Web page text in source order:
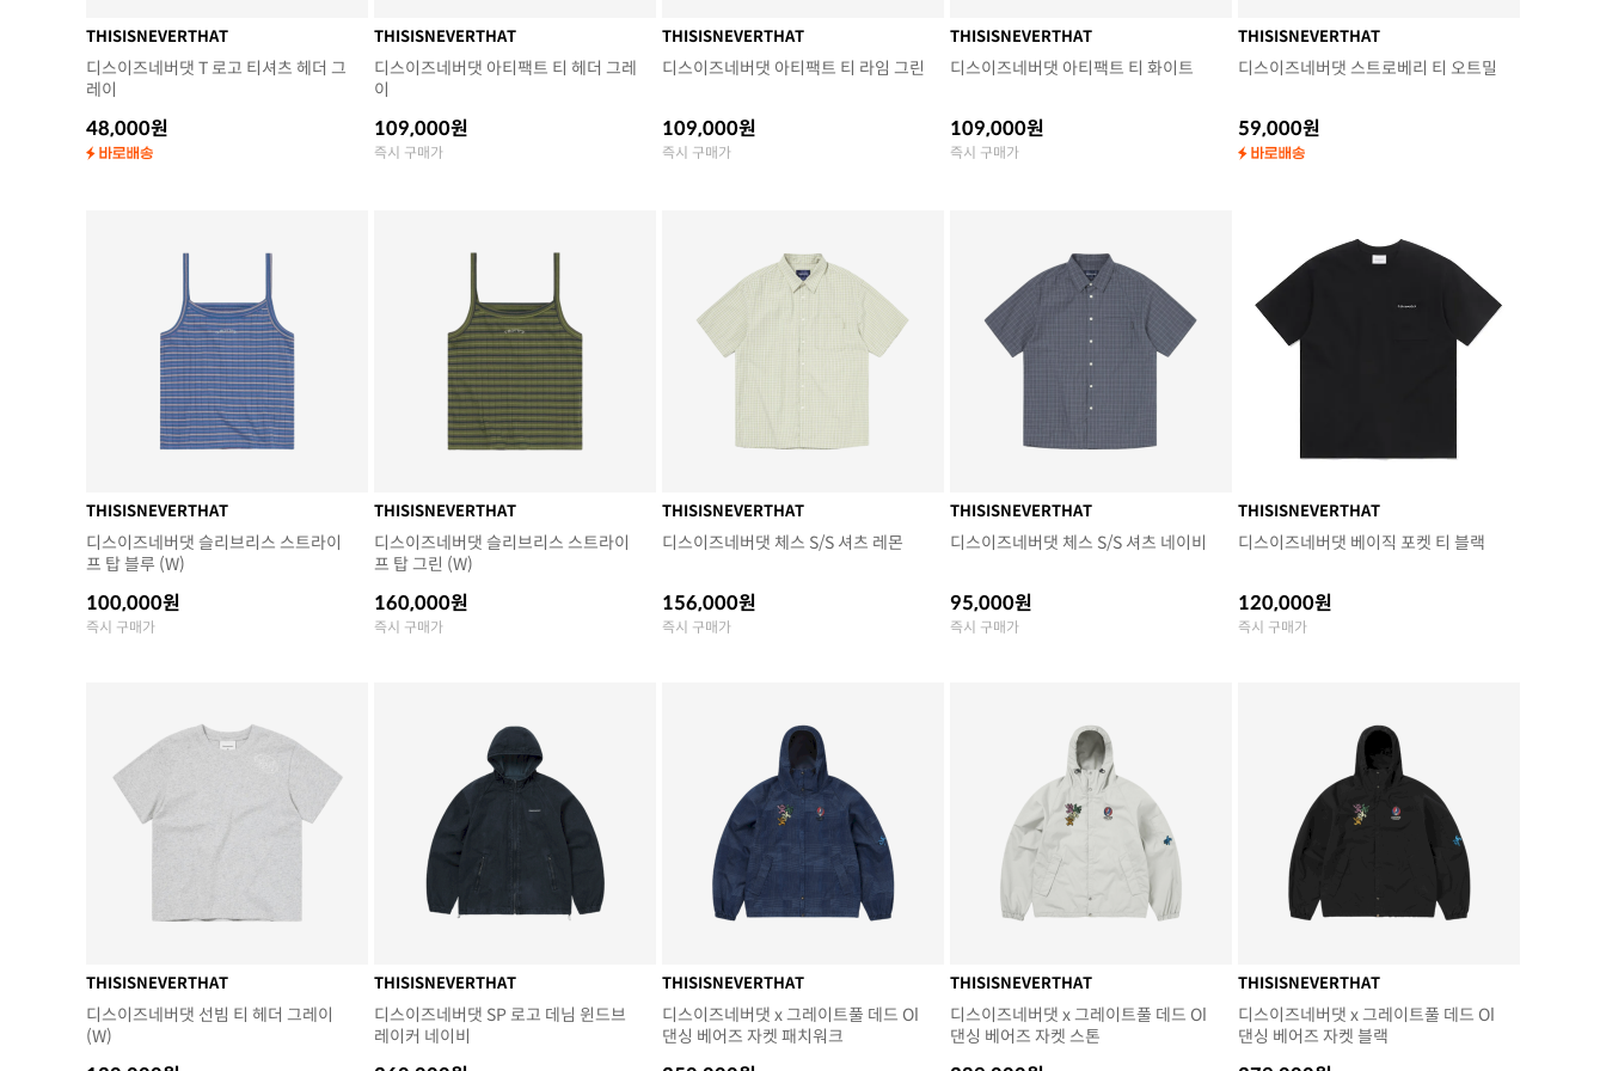
THISISNEVERTHAT
디스이즈네버댓 T 로고 티셔츠 헤더 그
레이
48,000원
THISISNEVERTHAT
디스이즈네버댓 아티팩트 티 헤더 그레
이
109,000원
즉시 구매가
THISISNEVERTHAT
디스이즈네버댓 아티팩트 티 라임 그린
109,000원
즉시 구매가
THISISNEVERTHAT
디스이즈네버댓 아티팩트 티 화이트
109,000원
즉시 구매가
THISISNEVERTHAT
디스이즈네버댓 스트로베리 티 오트밀
59,000원
THISISNEVERTHAT
디스이즈네버댓 슬리브리스 스트라이
프 탑 블루 (W)
100,000원
즉시 구매가
THISISNEVERTHAT
디스이즈네버댓 슬리브리스 스트라이
프 탑 그린 (W)
160,000원
즉시 구매가
THISISNEVERTHAT
디스이즈네버댓 체스 S/S 셔츠 레몬
156,000원
즉시 구매가
THISISNEVERTHAT
디스이즈네버댓 체스 S/S 셔츠 네이비
95,000원
즉시 구매가
THISISNEVERTHAT
디스이즈네버댓 베이직 포켓 티 블랙
120,000원
즉시 구매가
THISISNEVERTHAT
디스이즈네버댓 선빔 티 헤더 그레이
(W)
THISISNEVERTHAT
디스이즈네버댓 SP 로고 데님 윈드브
레이커 네이비
THISISNEVERTHAT
디스이즈네버댓 x 그레이트풀 데드 Ol
댄싱 베어즈 자켓 패치워크
THISISNEVERTHAT
디스이즈네버댓 x 그레이트풀 데드 Ol
댄싱 베어즈 자켓 스톤
THISISNEVERTHAT
디스이즈네버댓 x 그레이트풀 데드 Ol
댄싱 베어즈 자켓 블랙